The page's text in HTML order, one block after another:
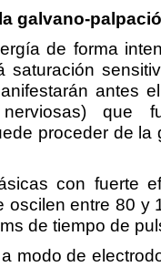
galvano-
de forma
saturación
antes
que
proceder de la
con fuerte
oscilen entre 80 y
de tiempo de
modo de